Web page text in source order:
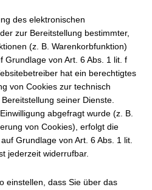
des elektronischen
zur Bereitstellung bestimmter,
(z. B. Warenkorbfunktion)
Grundlage von Art. 6 Abs. 1 lit. f
hat ein berechtigtes
von Cookies zur technisch
seiner Dienste.
abgefragt wurde (z. B.
von Cookies), erfolgt die
Grundlage von Art. 6 Abs. 1 lit.
jederzeit widerrufbar.
einstellen, dass Sie über das